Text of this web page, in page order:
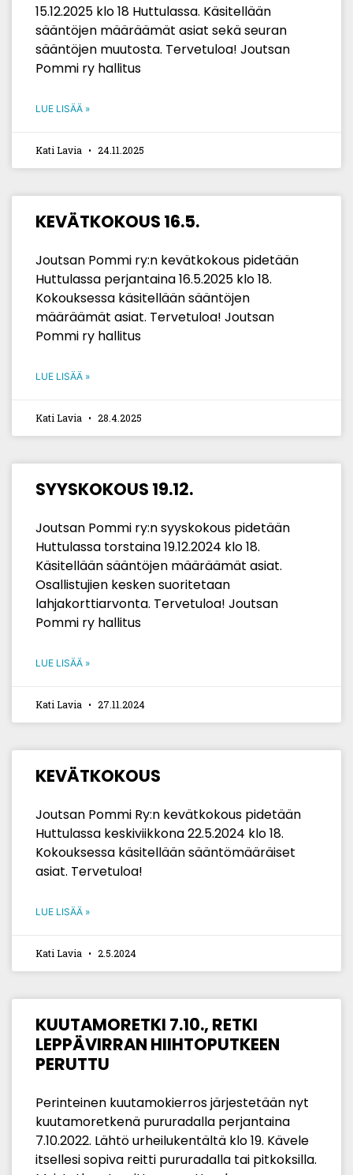
15.12.2025 klo 18 Huttulassa. Käsitellään
sääntöjen määräämät asiat sekä seuran
sääntöjen muutosta. Tervetuloa! Joutsan
Pommi ry hallitus
LUE LISÄÄ »
Kati Lavia 24.11.2025
KEVÄTKOKOUS 16.5.
Joutsan Pommi ry:n kevätkokous pidetään
Huttulassa perjantaina 16.5.2025 klo 18.
Kokouksessa käsitellään sääntöjen
määräämät asiat. Tervetuloa! Joutsan
Pommi ry hallitus
LUE LISÄÄ »
Kati Lavia 28.4.2025
SYYSKOKOUS 19.12.
Joutsan Pommi ry:n syyskokous pidetään
Huttulassa torstaina 19.12.2024 klo 18.
Käsitellään sääntöjen määräämät asiat.
Osallistujien kesken suoritetaan
lahjakorttiarvonta. Tervetuloa! Joutsan
Pommi ry hallitus
LUE LISÄÄ »
Kati Lavia 27.11.2024
KEVÄTKOKOUS
Joutsan Pommi Ry:n kevätkokous pidetään
Huttulassa keskiviikkona 22.5.2024 klo 18.
Kokouksessa käsitellään sääntömääräiset
asiat. Tervetuloa!
LUE LISÄÄ »
Kati Lavia 2.5.2024
KUUTAMORETKI 7.10., RETKI
LEPPÄVIRRAN HIIHTOPUTKEEN
PERUTTU
Perinteinen kuutamokierros järjestetään nyt
kuutamoretkenä pururadalla perjantaina
7.10.2022. Lähtö urheilukentältä klo 19. Kävele
itsellesi sopiva reitti pururadalla tai pitkoksilla.